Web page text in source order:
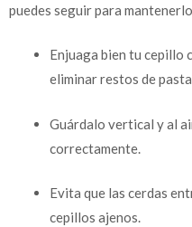
puedes seguir para
Enjuaga bien tu cepillo
eliminar restos de
Guárdalo vertical y al
correctamente.
Evita que las cerdas
cepillos ajenos.